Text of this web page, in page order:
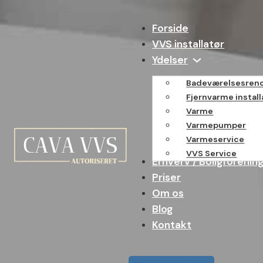
Forside
VVS installatør
Ydelser
Fjernvarme
Varme
Varmepumper
Varmeservice
VVS Service
Erhverv /
Priser
Om os
Blog
Kontakt